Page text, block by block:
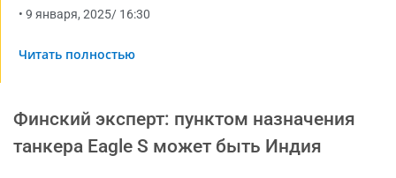
• 9 января, 2025/ 16:30
Читать полностью
Финский эксперт: пунктом назначения
танкера Eagle S может быть Индия